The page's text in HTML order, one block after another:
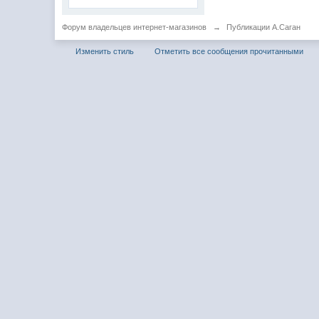
Форум владельцев интернет-магазинов → Публикации А.Саган
Изменить стиль Отметить все сообщения прочитанными